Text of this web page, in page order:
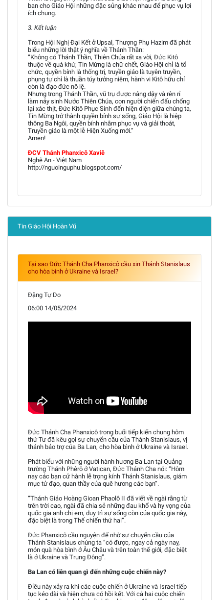
ban cho Giáo Hội những đặc sủng khác nhau để phục vụ lợi
ích chung.
3. Kết luận
Trong Hội Nghị Đại Kết ở Upsal, Thượng Phụ Hazim đã phát
biểu những lời thật ý nghĩa về Thánh Thần:
“Không có Thánh Thần, Thiên Chúa rất xa vời, Đức Kitô
thuộc về quá khứ, Tin Mừng là chữ chết, Giáo Hội chỉ là tổ
chức, quyền bính là thống trị, truyền giáo là tuyên truyền,
phụng tự chỉ là thuần túy tưởng niệm, hành vi Kitô hữu chỉ
còn là đạo đức nô lệ.
Nhưng trong Thánh Thần, vũ trụ được nâng dậy và rên rỉ
làm nảy sinh Nước Thiên Chúa, con người chiến đấu chống
lại xác thịt, Đức Kitô Phục Sinh đến hiện diện giữa chúng ta,
Tin Mừng trở thành quyền bính sự sống, Giáo Hội là hiệp
thông Ba Ngôi, quyền bính nhằm phục vụ và giải thoát,
Truyền giáo là một lễ Hiện Xuống mới.”
Amen!
ĐCV Thánh Phanxicô Xaviê
Nghệ An - Việt Nam
http://nguoinguphu.blogspot.com/
Tin Giáo Hội Hoàn Vũ
Tại sao Đức Thánh Cha Phanxicô cầu xin Thánh Stanislaus
cho hòa bình ở Ukraine và Israel?
Đặng Tự Do
06:00 14/05/2024
Đức Thánh Cha Phanxicô trong buổi tiếp kiến chung hôm
thứ Tư đã kêu gọi sự chuyển cầu của Thánh Stanislaus, vị
thánh bảo trợ của Ba Lan, cho hòa bình ở Ukraine và Israel.
Phát biểu với những người hành hương Ba Lan tại Quảng
trường Thánh Phêrô ở Vatican, Đức Thánh Cha nói: “Hôm
nay các bạn cử hành lễ trọng kính Thánh Stanislaus, giám
mục tử đạo, quan thầy của quê hương các bạn”.
“Thánh Giáo Hoàng Gioan Phaolô II đã viết về ngài rằng từ
trên trời cao, ngài đã chia sẻ những đau khổ và hy vọng của
quốc gia anh chị em, duy trì sự sống còn của quốc gia này,
đặc biệt là trong Thế chiến thứ hai”.
Đức Phanxicô cầu nguyện để nhờ sự chuyển cầu của
Thánh Stanislaus chúng ta “có được, ngay cả ngày nay,
món quà hòa bình ở Âu Châu và trên toàn thế giới, đặc biệt
là ở Ukraine và Trung Đông”.
Ba Lan có liên quan gì đến những cuộc chiến này?
Điều này xảy ra khi các cuộc chiến ở Ukraine và Israel tiếp
tục kéo dài và hiện chưa có hồi kết. Với cả hai cuộc chiến